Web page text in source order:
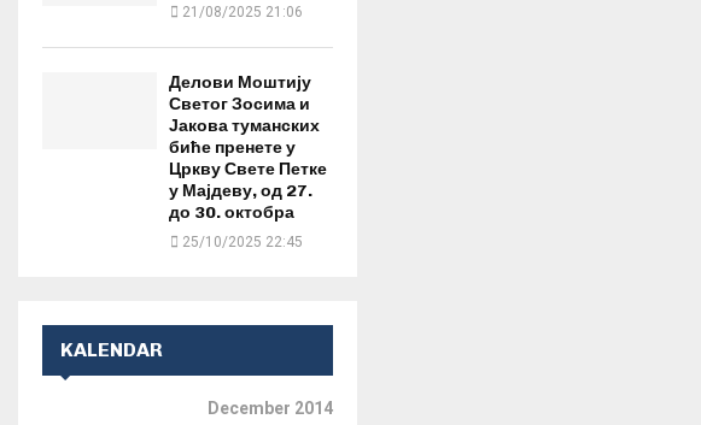
21/08/2025 21:06
Делови Моштију
Светог Зосима и
Јакова туманских
биће пренете у
Цркву Свете Петке
у Мајдеву, од 27.
до 30. октобра
25/10/2025 22:45
KALENDAR
December 2014